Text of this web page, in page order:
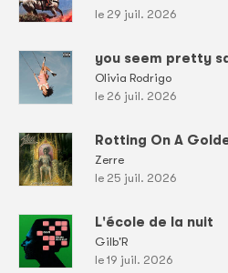
le 29 juil. 2026
you seem pretty
Olivia Rodrigo
le 26 juil. 2026
Rotting On A
Zerre
le 25 juil. 2026
L'école de la nuit
Gilb'R
le 19 juil. 2026